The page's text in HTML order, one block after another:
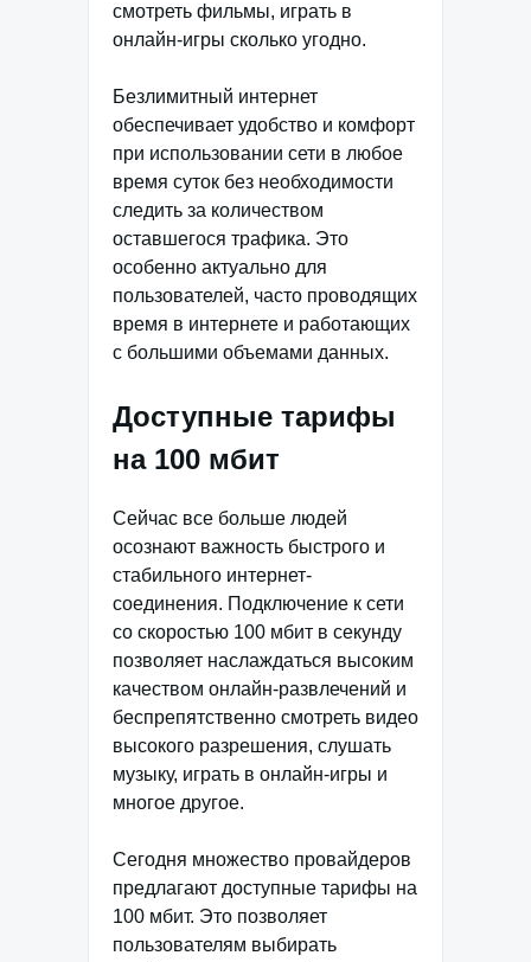
смотреть фильмы, играть в
онлайн-игры сколько угодно.
Безлимитный интернет
обеспечивает удобство и комфорт
при использовании сети в любое
время суток без необходимости
следить за количеством
оставшегося трафика. Это
особенно актуально для
пользователей, часто проводящих
время в интернете и работающих
с большими объемами данных.
Доступные тарифы
на 100 мбит
Сейчас все больше людей
осознают важность быстрого и
стабильного интернет-
соединения. Подключение к сети
со скоростью 100 мбит в секунду
позволяет наслаждаться высоким
качеством онлайн-развлечений и
беспрепятственно смотреть видео
высокого разрешения, слушать
музыку, играть в онлайн-игры и
многое другое.
Сегодня множество провайдеров
предлагают доступные тарифы на
100 мбит. Это позволяет
пользователям выбирать